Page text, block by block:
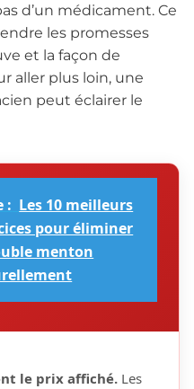
d’un médicament. Ce
les promesses
et la façon de
aller plus loin, une
peut éclairer le
: Les 10 meilleurs
pour éliminer
menton
le prix affiché. Les